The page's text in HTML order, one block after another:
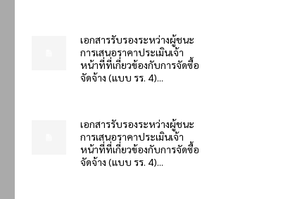
เอกสารรับรองระหว่างผู้ชนะ
การเสนอราคาประเมินเจ้า
หน้าที่ที่เกี่ยวข้องกับการจัดซื้อ
จัดจ้าง (แบบ รร. 4)...
เอกสารรับรองระหว่างผู้ชนะ
การเสนอราคาประเมินเจ้า
หน้าที่ที่เกี่ยวข้องกับการจัดซื้อ
จัดจ้าง (แบบ รร. 4)...